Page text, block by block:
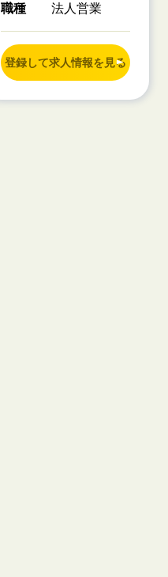
職種 法人営業
登録して求人情報を見る